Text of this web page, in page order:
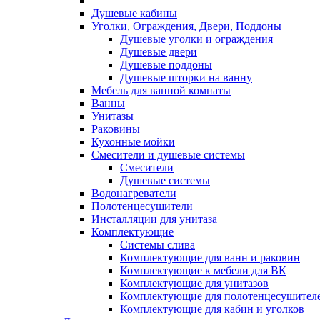
Душевые кабины
Уголки, Ограждения, Двери, Поддоны
Душевые уголки и ограждения
Душевые двери
Душевые поддоны
Душевые шторки на ванну
Мебель для ванной комнаты
Ванны
Унитазы
Раковины
Кухонные мойки
Смесители и душевые системы
Смесители
Душевые системы
Водонагреватели
Полотенцесушители
Инсталляции для унитаза
Комплектующие
Системы слива
Комплектующие для ванн и раковин
Комплектующие к мебели для ВК
Комплектующие для унитазов
Комплектующие для
Комплектующие для кабин и уголков